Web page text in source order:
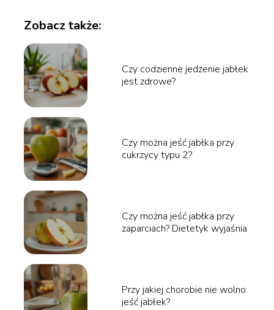
Zobacz także:
Czy codzienne jedzenie jabłek
jest zdrowe?
Czy można jeść jabłka przy
cukrzycy typu 2?
Czy można jeść jabłka przy
zaparciach? Dietetyk wyjaśnia
Przy jakiej chorobie nie wolno
jeść jabłek?